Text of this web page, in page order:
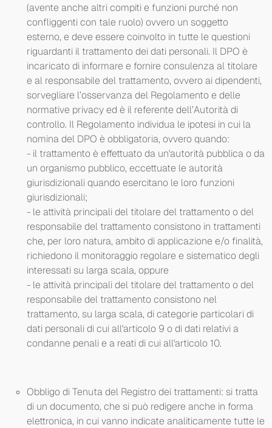
(avente anche altri compiti e funzioni purché non
confliggenti con tale ruolo) ovvero un soggetto
esterno, e deve essere coinvolto in tutte le questioni
riguardanti il trattamento dei dati personali. Il DPO è
incaricato di informare e fornire consulenza al titolare
e al responsabile del trattamento, ovvero ai dipendenti,
sorvegliare l’osservanza del Regolamento e delle
normative privacy ed è il referente dell’Autorità di
controllo. Il Regolamento individua le ipotesi in cui la
nomina del DPO è obbligatoria, ovvero quando:
- il trattamento è effettuato da un'autorità pubblica o da
un organismo pubblico, eccettuate le autorità
giurisdizionali quando esercitano le loro funzioni
giurisdizionali;
- le attività principali del titolare del trattamento o del
responsabile del trattamento consistono in trattamenti
che, per loro natura, ambito di applicazione e/o finalità,
richiedono il monitoraggio regolare e sistematico degli
interessati su larga scala, oppure
- le attività principali del titolare del trattamento o del
responsabile del trattamento consistono nel
trattamento, su larga scala, di categorie particolari di
dati personali di cui all'articolo 9 o di dati relativi a
condanne penali e a reati di cui all'articolo 10.
Obbligo di Tenuta del Registro dei trattamenti: si tratta
di un documento, che si può redigere anche in forma
elettronica, in cui vanno indicate analiticamente tutte le